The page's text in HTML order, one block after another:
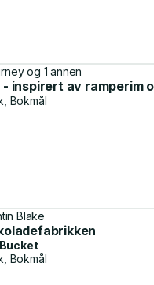
og 1 annen
- inspirert av ramperim
Bokmål
Blake
Bokmål